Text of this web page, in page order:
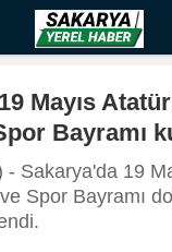
Mayıs
Bayramı
- Sakarya'da 19
Spor Bayramı